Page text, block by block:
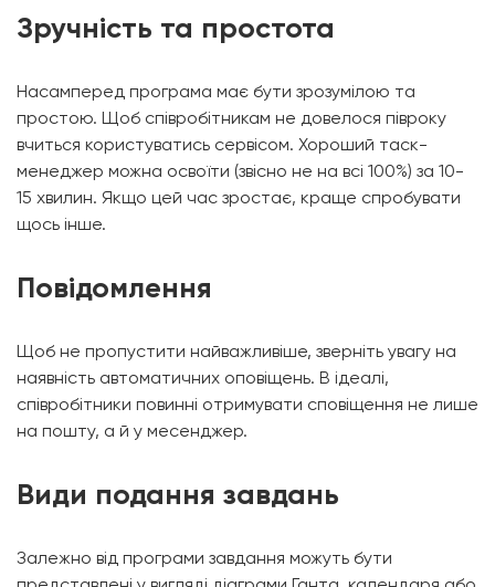
Зручність та простота
Насамперед програма має бути зрозумілою та
простою. Щоб співробітникам не довелося півроку
вчиться користуватись сервісом. Хороший таск-
менеджер можна освоїти (звісно не на всі 100%) за 10-
15 хвилин. Якщо цей час зростає, краще спробувати
щось інше.
Повідомлення
Щоб не пропустити найважливіше, зверніть увагу на
наявність автоматичних оповіщень. В ідеалі,
співробітники повинні отримувати сповіщення не лише
на пошту, а й у месенджер.
Види подання завдань
Залежно від програми завдання можуть бути